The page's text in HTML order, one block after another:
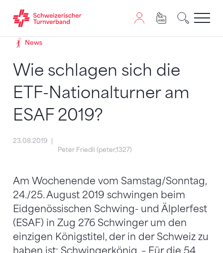
Zum Inhalt springen
Zur Sitemap navigieren
Zum Navigieren dieser Seite wird JavaScript benötigt.
News
Wie schlagen sich die
ETF-Nationalturner am
ESAF 2019?
23.08.2019
Peter Friedli (peter,1327)
Am Wochenende vom Samstag/Sonntag,
24./25. August 2019 schwingen beim
Eidgenössischen Schwing- und Älplerfest
(ESAF) in Zug 276 Schwinger um den
einzigen Königstitel, der in der Schweiz zu